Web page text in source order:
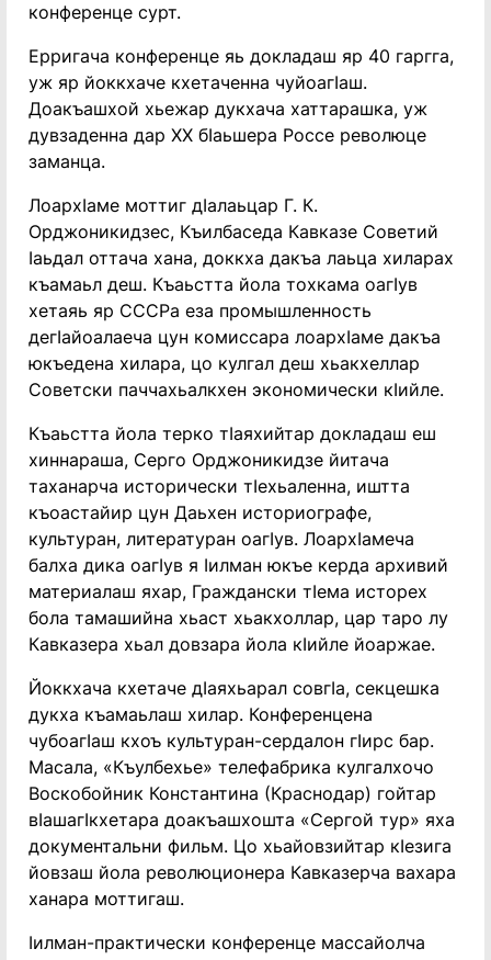
конференце сурт.
Ерригача конференце яь докладаш яр 40 гаргга,
уж яр йоккхаче кхетаченна чуйоагӏаш.
Доакъашхой хьежар дукхача хаттарашка, уж
дувзаденна дар ХХ бӏаьшера Россе революце
заманца.
Лоархӏаме моттиг дӏалаьцар Г. К.
Орджоникидзес, Къилбаседа Кавказе Советий
ӏаьдал оттача хана, доккха дакъа лаьца хиларах
къамаьл деш. Къаьстта йола тохкама оагӏув
хетаяь яр СССРа еза промышленность
дегӏайоалаеча цун комиссара лоархӏаме дакъа
юкъедена хилара, цо кулгал деш хьакхеллар
Советски паччахьалкхен экономически кӏийле.
Къаьстта йола терко тӏаяхийтар докладаш еш
хиннараша, Серго Орджоникидзе йитача
таханарча исторически тӏехьаленна, иштта
къоастайир цун Даьхен историографе,
культуран, литературан оагӏув. Лоархӏамеча
балха дика оагӏув я ӏилман юкъе керда архивий
материалаш яхар, Граждански тӏема исторех
бола тамашийна хьаст хьакхоллар, цар таро лу
Кавказера хьал довзара йола кӏийле йоаржае.
Йоккхача кхетаче дӏаяхьарал совгӏа, секцешка
дукха къамаьлаш хилар. Конференцена
чубоагӏаш кхоъ культуран-сердалон гӏирс бар.
Масала, «Къулбехье» телефабрика кулгалхочо
Воскобойник Константина (Краснодар) гойтар
вӏашагӏкхетара доакъашхошта «Сергой тур» яха
документальни фильм. Цо хьайовзийтар кӏезига
йовзаш йола революционера Кавказерча вахара
ханара моттигаш.
ӏилман-практически конференце массайолча